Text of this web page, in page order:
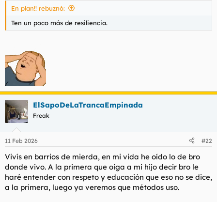
En plan!! rebuznó:
Ten un poco más de resiliencia.
ElSapoDeLaTrancaEmpinada
Freak
11 Feb 2026 #22
Vivís en barrios de mierda, en mi vida he oído lo de bro
donde vivo. A la primera que oiga a mi hijo decir bro le
haré entender con respeto y educación que eso no se dice,
a la primera, luego ya veremos que métodos uso.